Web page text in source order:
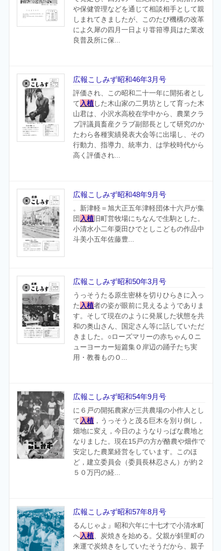
や保健管理などを通じて相談相手として親
しまれてきましたが、このたび機構の改革
によ久犀の四月一日より甞箝導員はた業改
良普及所に保...
広報こしみず昭和46年3月号
評価され、この昭和二十一年に開拓者とし
て 入植した木山家の二男坊として育った木
山君は、小沢水高校在学中から、農業クラ
ブ評議員畜産クラブ副部長として研究のか
たわら各種実績発表大会等に出場し、その
行動力、指導力、統率力、は学校時代から
高く評価され...
広報こしみず昭和48年9月号
。新津軽＝旭大正五年津軽団体十六戸が集
団 入植 旧町営牧場にちなんで生駒とした。
小清水小二年粟田ひでとしこどもの作品中
斗美小五年佐藤豊...
広報こしみず昭和50年3月号
うっそうたる原生密林を切りひらきに入っ
た 入植者の姿が眼前に見えるようでありま
す。そして現在のように発展した状態を共
和の奥山さん、国定さん等に話していただ
きました。○ローズマリーの赤ちゃんＯニ
ューヨーカー短篇集Ｏ岸辺の踊子たち実
用・教養ものＯ...
広報こしみず昭和54年9月号
に６戸の開拓農家が三共農場の小作人とし
て 入植 ，うっそうと茂る巨木を別り倒し，
畑地に変え，今日のようなりっぱな農地と
なりました。現在15戸の方が酪農や畑作で
安定した農業経営をしています。このほ
ど，建立委員会（委員長林忍さん）が約２
５０万円の経...
広報こしみず昭和57年8月号
るんじゃよ』昭和六年に十七才で小清水町
へ入植 、炭焼きを始める。父親が斜里町の
来運で炭焼きをしていたそうだから、親子